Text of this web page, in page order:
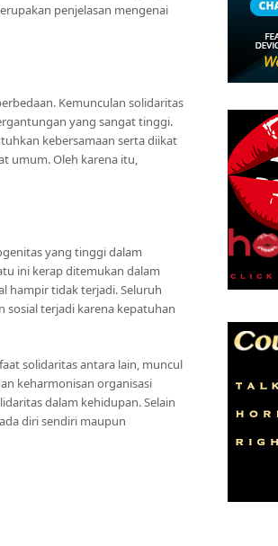
penjelasan mengenai
Kemunculan solidaritas
yang sangat tinggi.
kebersamaan serta diikat
umum. Oleh karena itu,
yang tinggi dalam
ini kerap ditemukan dalam
hampir tidak terjadi. Seluruh
sosial terjadi karena kepatuhan
solidaritas antara lain, muncul
keharmonisan organisasi
dalam kehidupan. Selain
diri sendiri maupun